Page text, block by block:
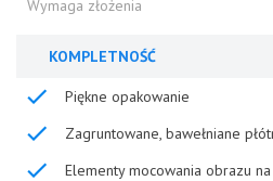
Wymaga złożenia
KOMPLETNOŚĆ
Piękne opakowanie
Zagruntowane, bawełniane
Elementy mocowania obrazu na